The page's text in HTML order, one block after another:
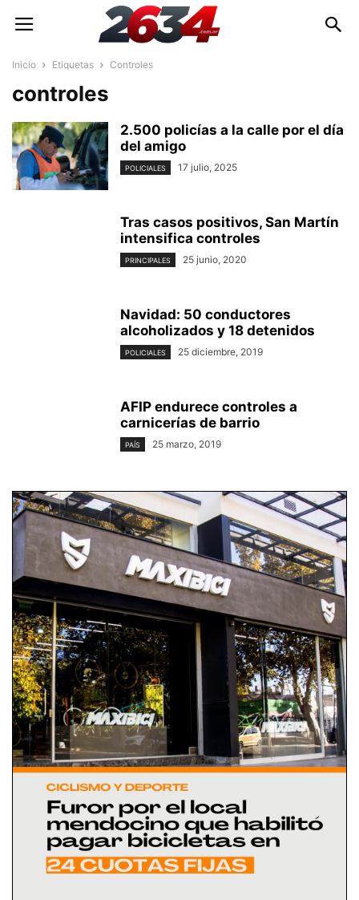
Inicio Etiquetas Controles
controles
2.500 policías a la calle por el día
del amigo
POLICIALES 17 julio, 2025
Tras casos positivos, San Martín
intensifica controles
PRINCIPALES 25 junio, 2020
Navidad: 50 conductores
alcoholizados y 18 detenidos
POLICIALES 25 diciembre, 2019
AFIP endurece controles a
carnicerías de barrio
PAÍS 25 marzo, 2019